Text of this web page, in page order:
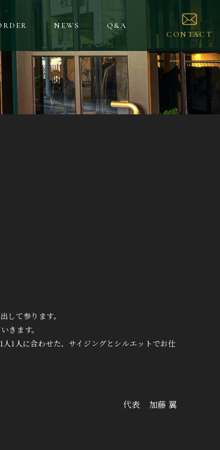
NEWS
Q&A
CONTACT
して参ります。
きます。
1人に合わせた、サイジングとシルエットでお仕
代表 加藤 翼